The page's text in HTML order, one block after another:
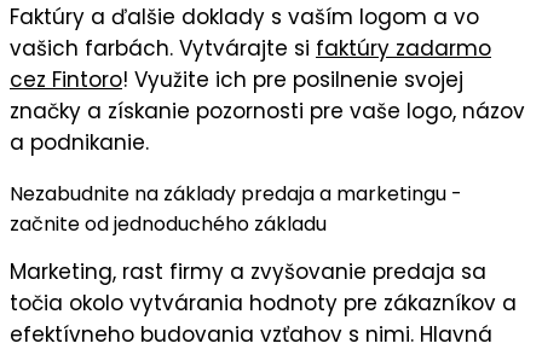
Faktúry a ďalšie doklady s vaším logom a vo
vašich farbách. Vytvárajte si faktúry zadarmo
cez Fintoro! Využite ich pre posilnenie svojej
značky a získanie pozornosti pre vaše logo, názov
a podnikanie.
Nezabudnite na základy predaja a marketingu -
začnite od jednoduchého základu
Marketing, rast firmy a zvyšovanie predaja sa
točia okolo vytvárania hodnoty pre zákazníkov a
efektívneho budovania vzťahov s nimi. Hlavná